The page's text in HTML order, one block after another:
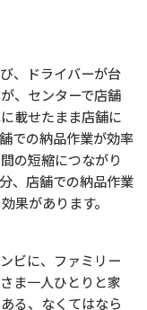
、ドライバーが台
、センターで店舗
載せたまま店舗に
での納品作業が効率
の短縮につながり
、店舗での納品作業
果があります。
ビに、ファミリー
ま一人ひとりと家
る、なくてはなら